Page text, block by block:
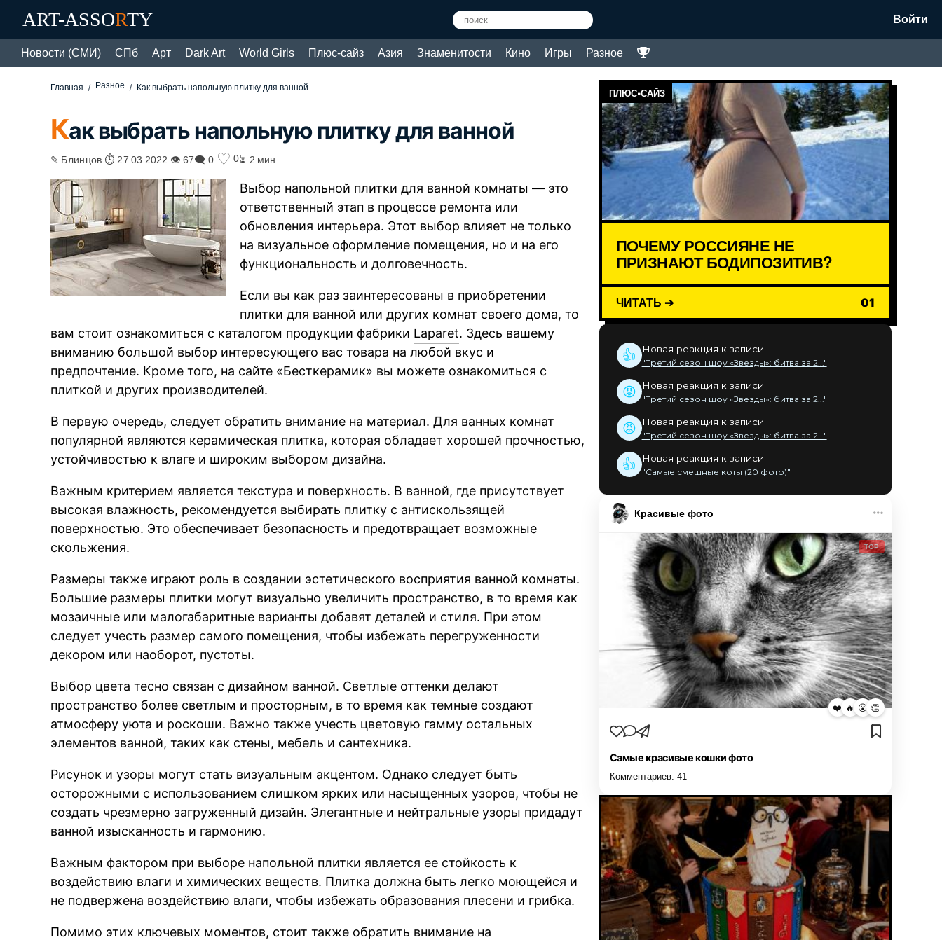
ART-ASSORTY Войти
Новости (СМИ) СПб Арт Dark Art World Girls Плюс-сайз Азия Знаменитости Кино Игры Разное
Главная Разное Как выбрать напольную плитку для ванной
Как выбрать напольную плитку для ванной
✎ Блинцов ⏱ 27.03.2022 👁 67🗨 0 ♡ 0⏳ 2 мин
Выбор напольной плитки для ванной комнаты — это
ответственный этап в процессе ремонта или
обновления интерьера. Этот выбор влияет не только
на визуальное оформление помещения, но и на его
функциональность и долговечность.
Если вы как раз заинтересованы в приобретении
плитки для ванной или других комнат своего дома, то
вам стоит ознакомиться с каталогом продукции фабрики Laparet. Здесь вашему
вниманию большой выбор интересующего вас товара на любой вкус и
предпочтение. Кроме того, на сайте «Бесткерамик» вы можете ознакомиться с
плиткой и других производителей.
В первую очередь, следует обратить внимание на материал. Для ванных комнат
популярной являются керамическая плитка, которая обладает хорошей прочностью,
устойчивостью к влаге и широким выбором дизайна.
Важным критерием является текстура и поверхность. В ванной, где присутствует
высокая влажность, рекомендуется выбирать плитку с антискользящей
поверхностью. Это обеспечивает безопасность и предотвращает возможные
скольжения.
Размеры также играют роль в создании эстетического восприятия ванной комнаты.
Большие размеры плитки могут визуально увеличить пространство, в то время как
мозаичные или малогабаритные варианты добавят деталей и стиля. При этом
следует учесть размер самого помещения, чтобы избежать перегруженности
декором или наоборот, пустоты.
Выбор цвета тесно связан с дизайном ванной. Светлые оттенки делают
пространство более светлым и просторным, в то время как темные создают
атмосферу уюта и роскоши. Важно также учесть цветовую гамму остальных
элементов ванной, таких как стены, мебель и сантехника.
Рисунок и узоры могут стать визуальным акцентом. Однако следует быть
осторожными с использованием слишком ярких или насыщенных узоров, чтобы не
создать чрезмерно загруженный дизайн. Элегантные и нейтральные узоры придадут
ванной изысканность и гармонию.
Важным фактором при выборе напольной плитки является ее стойкость к
воздействию влаги и химических веществ. Плитка должна быть легко моющейся и
не подвержена воздействию влаги, чтобы избежать образования плесени и грибка.
Помимо этих ключевых моментов, стоит также обратить внимание на
ПЛЮС-САЙЗ
ПОЧЕМУ РОССИЯНЕ НЕ
ПРИЗНАЮТ БОДИПОЗИТИВ?
ЧИТАТЬ ➔ 01
👍 Новая реакция к записи
"Третий сезон шоу «Звезды»: битва за 2..."
😡 Новая реакция к записи
"Третий сезон шоу «Звезды»: битва за 2..."
😡 Новая реакция к записи
"Третий сезон шоу «Звезды»: битва за 2..."
👍 Новая реакция к записи
"Самые смешные коты (20 фото)"
Красивые фото
TOP
❤️ 🔥 😮 👏
Самые красивые кошки фото
Комментариев: 41